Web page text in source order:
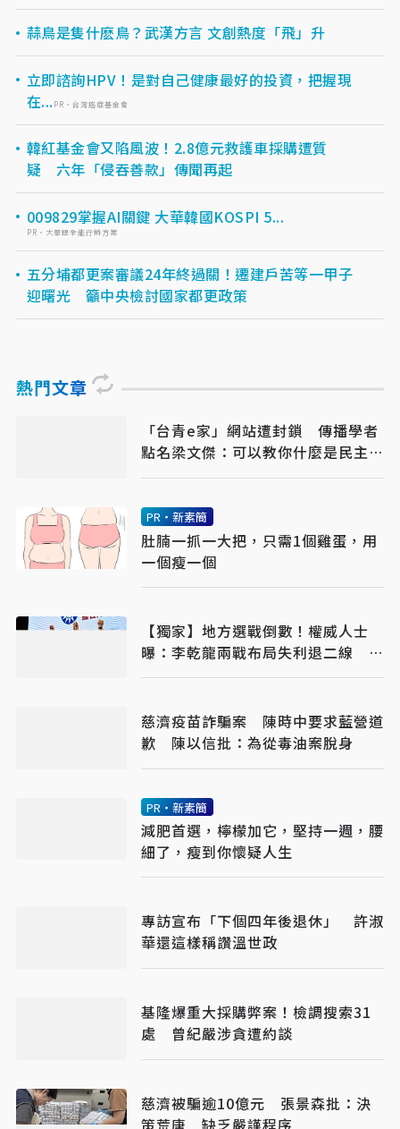
蒜鳥是隻什麽鳥？武漢方言 文創熱度「飛」升
立即諮詢HPV！是對自己健康最好的投資，把握現
在... PR・台灣癌症基金會
韓紅基金會又陷風波！2.8億元救護車採購遭質
疑 六年「侵吞善款」傳聞再起
009829掌握AI關鍵 大華韓國KOSPI 5...
PR・大華銀全能行銷方案
五分埔都更案審議24年終過關！遷建戶苦等一甲子
迎曙光 籲中央檢討國家都更政策
熱門文章
「台青e家」網站遭封鎖 傳播學者
點名梁文傑：可以教你什麼是民主數
位治理
PR・新素簡
肚腩一抓一大把，只需1個雞蛋，用
一個瘦一個
【獨家】地方選戰倒數！權威人士
曝：李乾龍兩戰布局失利退二線 鄭
麗文扛責整合艱困選區
慈濟疫苗詐騙案 陳時中要求藍營道
歉 陳以信批：為從毒油案脫身
PR・新素簡
減肥首選，檸檬加它，堅持一週，腰
細了，瘦到你懷疑人生
專訪宣布「下個四年後退休」 許淑
華還這樣稱讚溫世政
基隆爆重大採購弊案！檢調搜索31
處 曾紀嚴涉貪遭約談
慈濟被騙逾10億元 張景森批：決
策荒唐 缺乏嚴謹程序